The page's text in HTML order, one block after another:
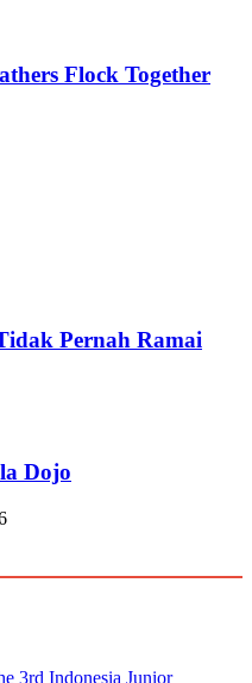
Flock Together
Pernah Ramai
Dojo
3rd Indonesia Junior